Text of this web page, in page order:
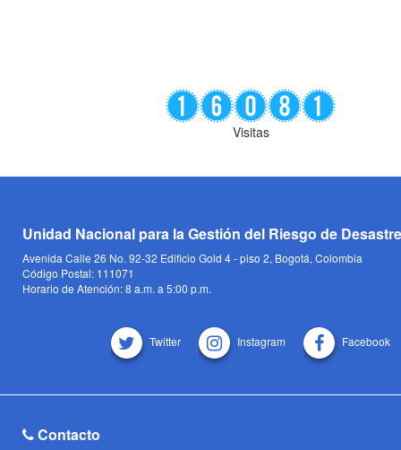
Visitas
Unidad Nacional para la Gestión del Riesgo de
Avenida Calle 26 No. 92-32 Edificio Gold 4 - piso 2, Bogotá, Colombia
Código Postal: 111071
Horario de Atención: 8 a.m. a 5:00 p.m.
Twitter Instagram Facebook
Contacto